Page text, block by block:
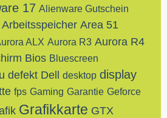
17 Alienware Gutschein
Arbeitsspeicher Area 51
ALX Aurora R3 Aurora R4
Bios Bluescreen
defekt Dell desktop display
fps Gaming Garantie Geforce
Grafikkarte GTX